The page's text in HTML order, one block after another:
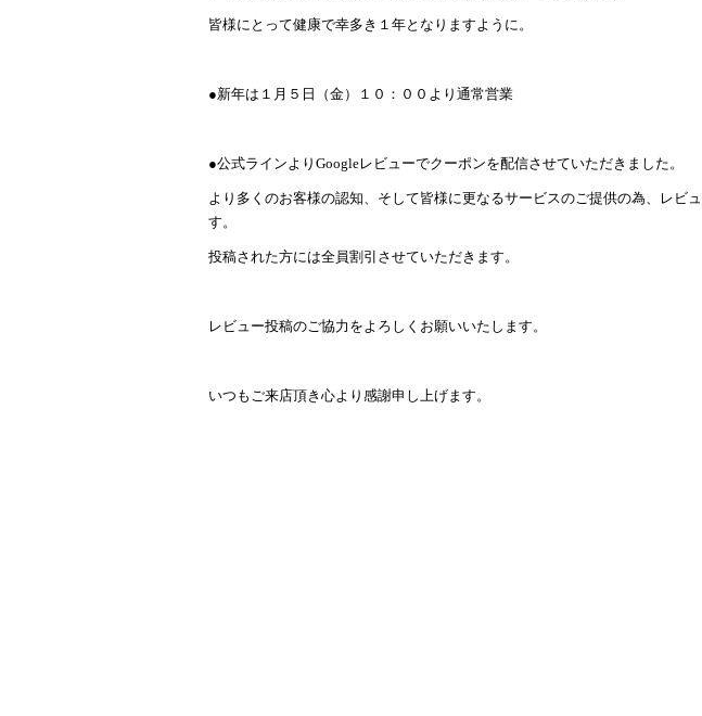
皆様にとって健康で幸多き１年となりますように。
●新年は１月５日（金）１０：００より通常営業
●公式ラインよりGoogleレビューでクーポンを配信させていただきました。
より多くのお客様の認知、そして皆様に更なるサービスのご提供の為、レビ
す。
投稿された方には全員割引させていただきます。
レビュー投稿のご協力をよろしくお願いいたします。
いつもご来店頂き心より感謝申し上げます。